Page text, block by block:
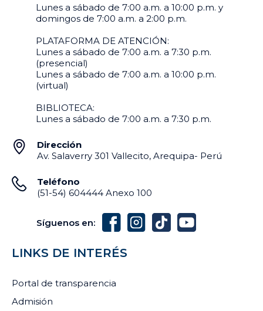
Lunes a sábado de 7:00 a.m. a 10:00 p.m. y
domingos de 7:00 a.m. a 2:00 p.m.
PLATAFORMA DE ATENCIÓN:
Lunes a sábado de 7:00 a.m. a 7:30 p.m.
(presencial)
Lunes a sábado de 7:00 a.m. a 10:00 p.m.
(virtual)
BIBLIOTECA:
Lunes a sábado de 7:00 a.m. a 7:30 p.m.
Dirección
Av. Salaverry 301 Vallecito, Arequipa- Perú
Teléfono
(51-54) 604444 Anexo 100
Síguenos en:
LINKS DE INTERÉS
Portal de transparencia
Admisión